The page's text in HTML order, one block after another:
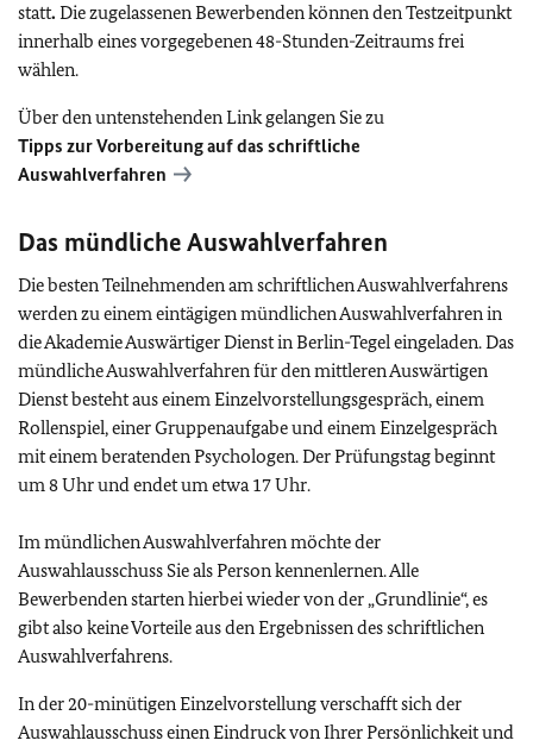
statt. Die zugelassenen Bewerbenden können den Testzeitpunkt
innerhalb eines vorgegebenen 48-Stunden-Zeitraums frei
wählen.
Über den untenstehenden Link gelangen Sie zu
Tipps zur Vorbereitung auf das schriftliche
Auswahlverfahren
Das mündliche Auswahlverfahren
Die besten Teilnehmenden am schriftlichen Auswahlverfahrens
werden zu einem eintägigen mündlichen Auswahlverfahren in
die Akademie Auswärtiger Dienst in Berlin-Tegel eingeladen. Das
mündliche Auswahlverfahren für den mittleren Auswärtigen
Dienst besteht aus einem Einzelvorstellungsgespräch, einem
Rollenspiel, einer Gruppenaufgabe und einem Einzelgespräch
mit einem beratenden Psychologen. Der Prüfungstag beginnt
um 8 Uhr und endet um etwa 17 Uhr.
Im mündlichen Auswahlverfahren möchte der
Auswahlausschuss Sie als Person kennenlernen. Alle
Bewerbenden starten hierbei wieder von der „Grundlinie“, es
gibt also keine Vorteile aus den Ergebnissen des schriftlichen
Auswahlverfahrens.
In der 20-minütigen Einzelvorstellung verschafft sich der
Auswahlausschuss einen Eindruck von Ihrer Persönlichkeit und